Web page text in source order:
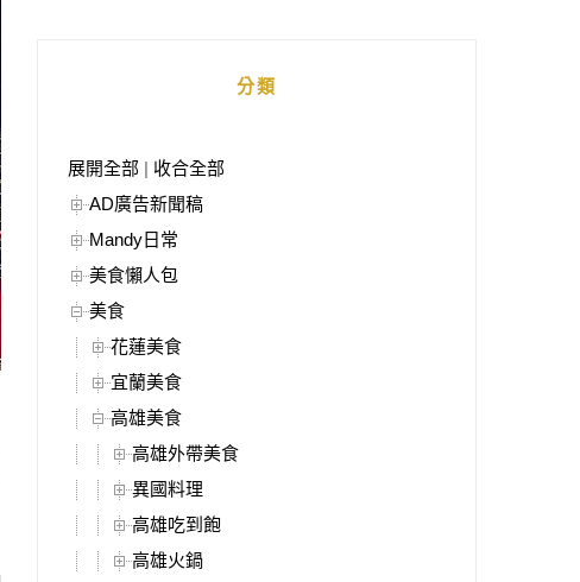
分類
展開全部 | 收合全部
AD廣告新聞稿
Mandy日常
美食懶人包
美食
花蓮美食
宜蘭美食
高雄美食
高雄外帶美食
異國料理
高雄吃到飽
高雄火鍋